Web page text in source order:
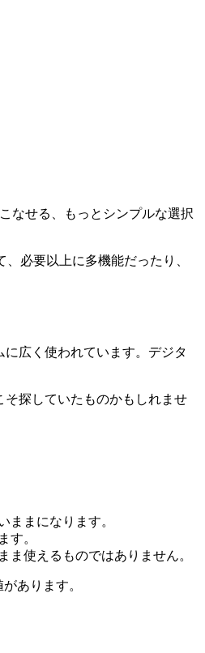
なせる、もっとシンプルな選択
必要以上に多機能だったり、
広く使われています。デジタ
そ探していたものかもしれませ
まになります。
す。
使えるものではありません。
あります。